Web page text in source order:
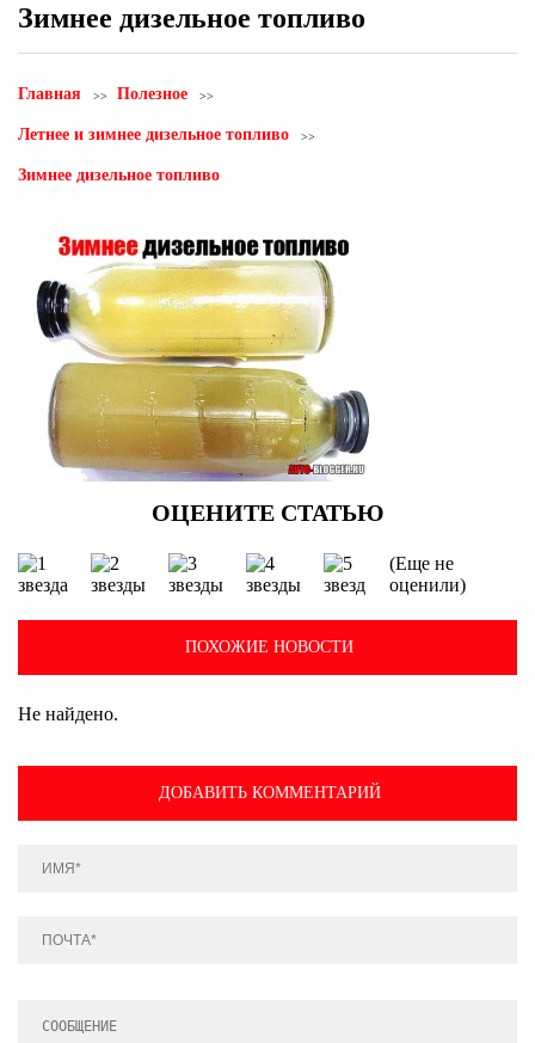
Зимнее дизельное топливо
Главная Полезное
Летнее и зимнее дизельное топливо
Зимнее дизельное топливо
(Еще не
оценили)
ПОХОЖИЕ НОВОСТИ
Не найдено.
ДОБАВИТЬ КОММЕНТАРИЙ